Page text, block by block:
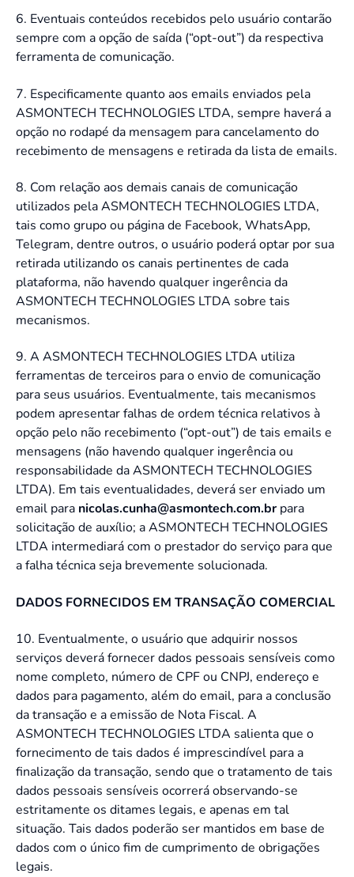
6. Eventuais conteúdos recebidos pelo usuário contarão
sempre com a opção de saída (“opt-out”) da respectiva
ferramenta de comunicação.
7. Especificamente quanto aos emails enviados pela
ASMONTECH TECHNOLOGIES LTDA, sempre haverá a
opção no rodapé da mensagem para cancelamento do
recebimento de mensagens e retirada da lista de emails.
8. Com relação aos demais canais de comunicação
utilizados pela ASMONTECH TECHNOLOGIES LTDA,
tais como grupo ou página de Facebook, WhatsApp,
Telegram, dentre outros, o usuário poderá optar por sua
retirada utilizando os canais pertinentes de cada
plataforma, não havendo qualquer ingerência da
ASMONTECH TECHNOLOGIES LTDA sobre tais
mecanismos.
9. A ASMONTECH TECHNOLOGIES LTDA utiliza
ferramentas de terceiros para o envio de comunicação
para seus usuários. Eventualmente, tais mecanismos
podem apresentar falhas de ordem técnica relativos à
opção pelo não recebimento (“opt-out”) de tais emails e
mensagens (não havendo qualquer ingerência ou
responsabilidade da ASMONTECH TECHNOLOGIES
LTDA). Em tais eventualidades, deverá ser enviado um
email para nicolas.cunha@asmontech.com.brpara
solicitação de auxílio; a ASMONTECH TECHNOLOGIES
LTDA intermediará com o prestador do serviço para que
a falha técnica seja brevemente solucionada.
DADOS FORNECIDOS EM TRANSAÇÃO COMERCIAL
10. Eventualmente, o usuário que adquirir nossos
serviços deverá fornecer dados pessoais sensíveis como
nome completo, número de CPF ou CNPJ, endereço e
dados para pagamento, além do email, para a conclusão
da transação e a emissão de Nota Fiscal. A
ASMONTECH TECHNOLOGIES LTDA salienta que o
fornecimento de tais dados é imprescindível para a
finalização da transação, sendo que o tratamento de tais
dados pessoais sensíveis ocorrerá observando-se
estritamente os ditames legais, e apenas em tal
situação. Tais dados poderão ser mantidos em base de
dados com o único fim de cumprimento de obrigações
legais.